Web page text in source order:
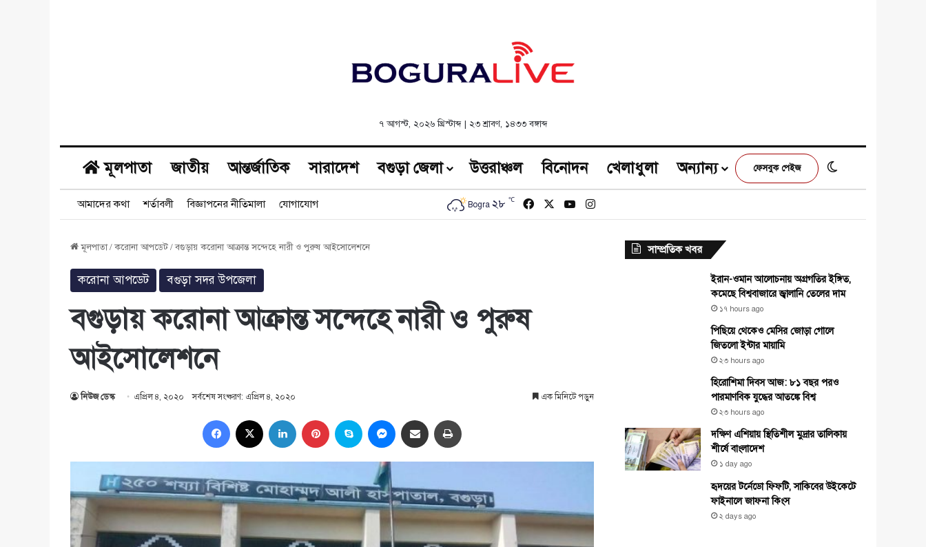
৭ আগস্ট, ২০২৬ খ্রিস্টাব্দ| ২৩ শ্রাবণ, ১৪৩৩ বঙ্গাব্দ
মূলপাতা জাতীয় আন্তর্জাতিক সারাদেশ বগুড়া জেলা উত্তরাঞ্চল বিনোদন খেলাধুলা অন্যান্য ফেসবুক পেইজ
আমাদের কথা শর্তাবলী বিজ্ঞাপনের নীতিমালা যোগাযোগ Bogra ২৮ ℃ FacebookYouTubeInstagram
মূলপাতা/করোনা আপডেট/বগুড়ায় করোনা আক্রান্ত সন্দেহে নারী ও পুরুষ আইসোলেশনে
করোনা আপডেট বগুড়া সদর উপজেলা
বগুড়ায় করোনা আক্রান্ত সন্দেহে নারী ও পুরুষ
আইসোলেশনে
নিউজ ডেস্ক এপ্রিল ৪, ২০২০ সর্বশেষ সংষ্করণ: এপ্রিল ৪, ২০২০ এক মিনিটে পড়ুন
Facebook LinkedIn Pinterest Skype MessengerShare via Email
সাম্প্রতিক খবর
ইরান-ওমান আলোচনায় অগ্রগতির ইঙ্গিত,
কমেছে বিশ্ববাজারে জ্বালানি তেলের দাম
১৭ hours ago
পিছিয়ে থেকেও মেসির জোড়া গোলে
জিতলো ইন্টার মায়ামি
২৩ hours ago
হিরোশিমা দিবস আজ: ৮১ বছর পরও
পারমাণবিক যুদ্ধের আতঙ্কে বিশ্ব
২৩ hours ago
দক্ষিণ এশিয়ায় স্থিতিশীল মুদ্রার তালিকায়
শীর্ষে বাংলাদেশ
১ day ago
হৃদয়ের টর্নেডো ফিফটি, সাকিবের উইকেটে
ফাইনালে জাফনা কিংস
২ days ago